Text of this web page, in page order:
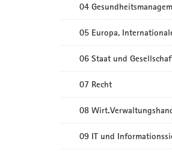
04
05 Europa,
06 Staat und
07 Recht
08
09 IT und